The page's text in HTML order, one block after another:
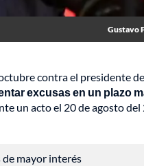
Gustavo
contra el presidente
excusas en un plazo
un acto el 20 de agosto del
de mayor interés